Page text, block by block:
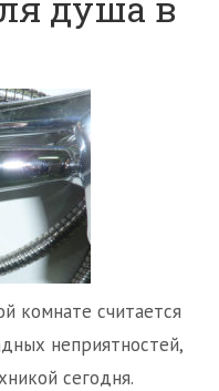
комнате считается
неприятностей,
сегодня.